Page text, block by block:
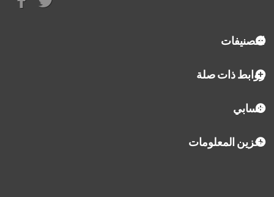
التصنيفات
روابط ذات صلة
حسابي
تخزين المعلومات